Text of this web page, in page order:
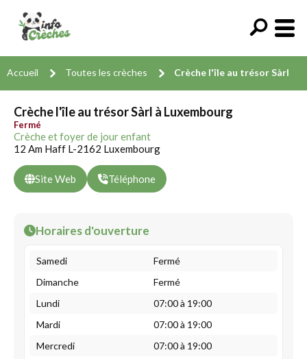
Accueil Toutes les crèches Crèche l'île au trésor Sàrl
Crèche l'île au trésor Sàrl à Luxembourg
Fermé
Crèche et foyer de jour enfant
12 Am Haff L-2162 Luxembourg
Site Web Téléphone
Horaires d'ouverture
Samedi
Fermé
Dimanche
Fermé
Lundi
07:00 à 19:00
Mardi
07:00 à 19:00
Mercredi
07:00 à 19:00